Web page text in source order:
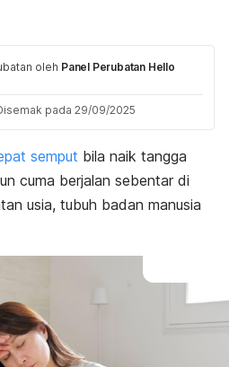
oleh Panel Perubatan Hello
pada 29/09/2025
semput bila naik tangga
cuma berjalan sebentar di
usia, tubuh badan manusia